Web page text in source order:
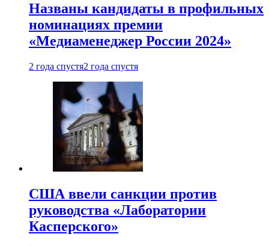
Названы кандидаты в профильных
номинациях премии
«Медиаменеджер России 2024»
2 года спустя2 года спустя
США ввели санкции против
руководства «Лаборатории
Касперского»